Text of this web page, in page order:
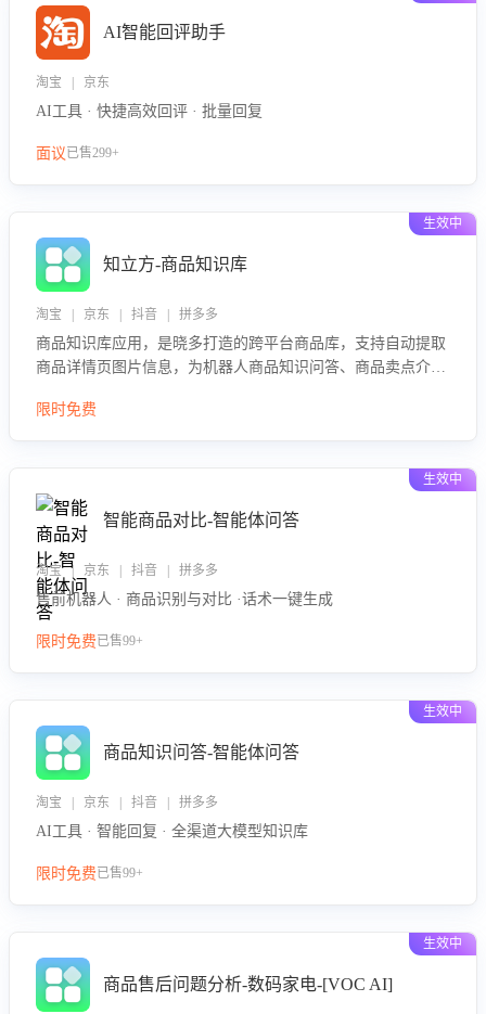
AI智能回评助手
淘宝 | 京东
AI工具 · 快捷高效回评 · 批量回复
面议已售299+
生效中
知立方-商品知识库
淘宝 | 京东 | 抖音 | 拼多多
商品知识库应用，是晓多打造的跨平台商品库，支持自动提取
商品详情页图片信息，为机器人商品知识问答、商品卖点介绍
限时免费
生效中
智能商品对比-智能体问答
淘宝 | 京东 | 抖音 | 拼多多
售前机器人 · 商品识别与对比 ·话术一键生成
限时免费已售99+
生效中
商品知识问答-智能体问答
淘宝 | 京东 | 抖音 | 拼多多
AI工具 · 智能回复 · 全渠道大模型知识库
限时免费已售99+
生效中
商品售后问题分析-数码家电-[VOC AI]